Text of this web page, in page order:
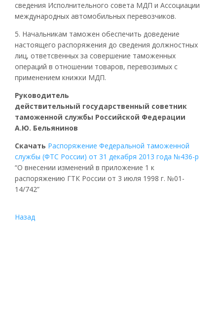
сведения Исполнительного совета МДП и Ассоциации
международных автомобильных перевозчиков.
5. Начальникам таможен обеспечить доведение
настоящего распоряжения до сведения должностных
лиц, ответсвенных за совершение таможенных
операций в отношении товаров, перевозимых с
применением книжки МДП.
Руководитель
действительный государственный советник
таможенной службы Российской Федерации
А.Ю. Бельянинов
Cкачать Распоряжение Федеральной таможенной
службы (ФТС России) от 31 декабря 2013 года №436-р
“О внесении изменений в приложение 1 к
распоряжению ГТК России от 3 июля 1998 г. №01-
14/742”
Назад